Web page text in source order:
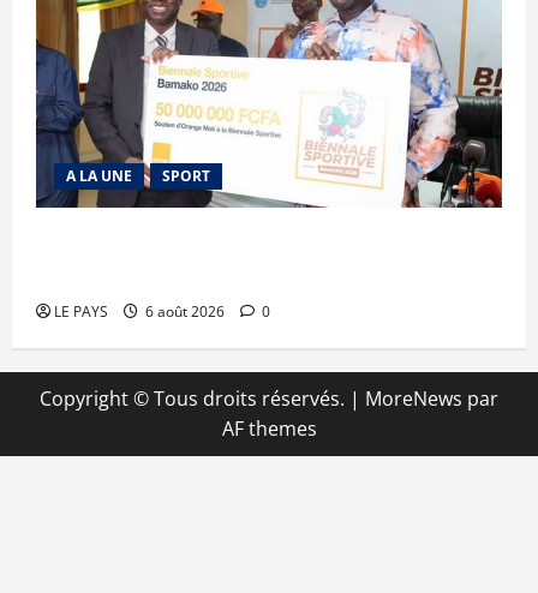
A LA UNE SPORT
LE PAYS 6 août 2026 0
Copyright © Tous droits réservés. | MoreNews par
AF themes